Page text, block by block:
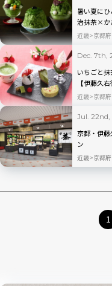
暑い夏に
治抹茶×か
近畿 京都府
Dec. 7th,
いちごと
【伊藤久右
近畿 京都府
Jul. 22nd,
京都・伊
ン
近畿 京都府
1